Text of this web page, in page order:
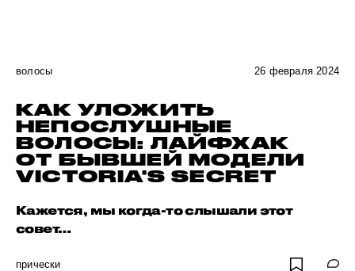
волосы 26 февраля 2024
КАК УЛОЖИТЬ
НЕПОСЛУШНЫЕ
ВОЛОСЫ: ЛАЙФХАК
ОТ БЫВШЕЙ МОДЕЛИ
VICTORIA'S SECRET
Кажется, мы когда-то слышали этот
совет…
прически